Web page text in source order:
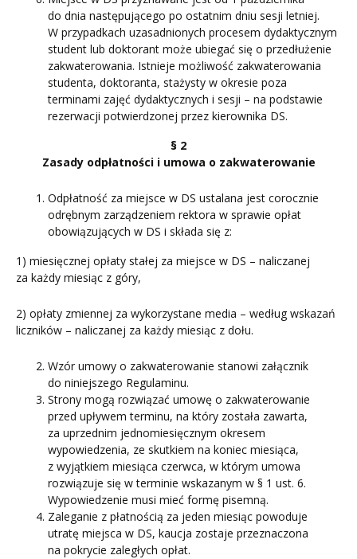
do dnia następującego po ostatnim dniu sesji letniej.
W przypadkach uzasadnionych procesem dydaktycznym
student lub doktorant może ubiegać się o przedłużenie
zakwaterowania. Istnieje możliwość zakwaterowania
studenta, doktoranta, stażysty w okresie poza
terminami zajęć dydaktycznych i sesji – na podstawie
rezerwacji potwierdzonej przez kierownika DS.
§ 2
Zasady odpłatności i umowa o zakwaterowanie
Odpłatność za miejsce w DS ustalana jest corocznie
odrębnym zarządzeniem rektora w sprawie opłat
obowiązujących w DS i składa się z:
1) miesięcznej opłaty stałej za miejsce w DS – naliczanej
za każdy miesiąc z góry,
2) opłaty zmiennej za wykorzystane media – według wskazań
liczników – naliczanej za każdy miesiąc z dołu.
Wzór umowy o zakwaterowanie stanowi załącznik
do niniejszego Regulaminu.
Strony mogą rozwiązać umowę o zakwaterowanie
przed upływem terminu, na który została zawarta,
za uprzednim jednomiesięcznym okresem
wypowiedzenia, ze skutkiem na koniec miesiąca,
z wyjątkiem miesiąca czerwca, w którym umowa
rozwiązuje się w terminie wskazanym w § 1 ust. 6.
Wypowiedzenie musi mieć formę pisemną.
Zaleganie z płatnością za jeden miesiąc powoduje
utratę miejsca w DS, kaucja zostaje przeznaczona
na pokrycie zaległych opłat.